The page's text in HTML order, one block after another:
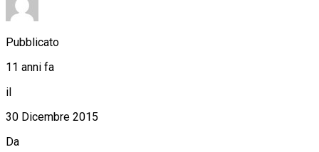
Pubblicato
11 anni fa
il
30 Dicembre 2015
Da